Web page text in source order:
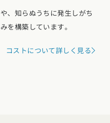
、知らぬうちに発生しがち
を構築しています。
コストについて詳しく見る
高知県 (4)
熊本県 (8)大分県 (16)